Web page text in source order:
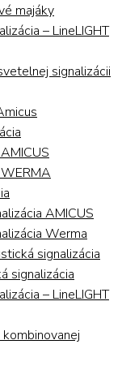
majáky
– LineLIGHT
signalizácii
AMICUS
Werma
signalizácia
signalizácia
– LineLIGHT